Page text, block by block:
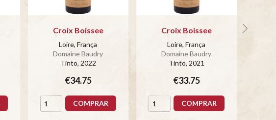
Croix Boissee
Loire, França
Domaine Baudry
Tinto, 2022
€34.75
COMPRAR
Croix Boissee
Loire, França
Domaine Baudry
Tinto, 2021
€33.75
COMPRAR